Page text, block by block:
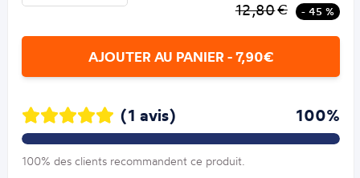
12,80€ - 45 %
AJOUTER AU PANIER - 7,90€
(1 avis) 100%
100% des clients recommandent ce produit.